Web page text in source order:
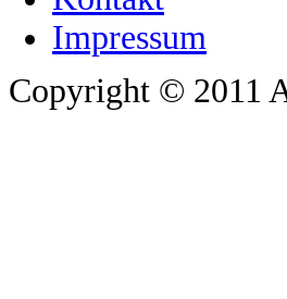
Impressum
Copyright © 2011